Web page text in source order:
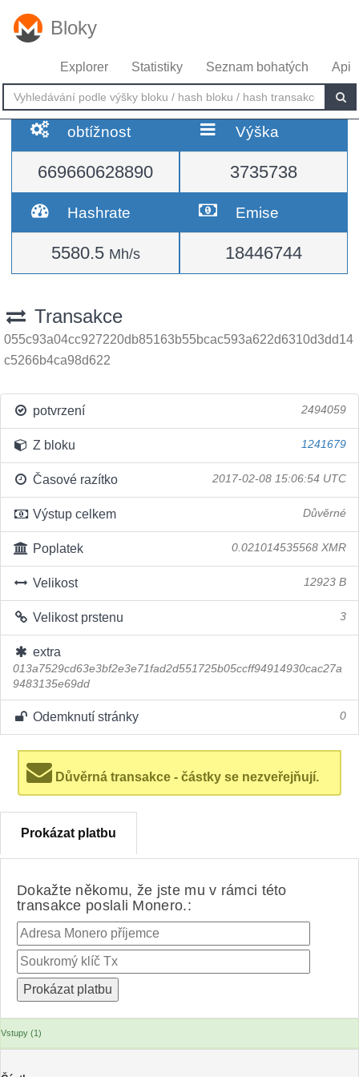
Bloky
Explorer Statistiky Seznam bohatých Api
obtížnost
669660628890
Výška
3735738
Hashrate
5580.5 Mh/s
Emise
18446744
Transakce
055c93a04cc927220db85163b55bcac593a622d6310d3dd14
c5266b4ca98d622
potvrzení 2494059
Z bloku 1241679
Časové razítko 2017-02-08 15:06:54 UTC
Výstup celkem Důvěrné
Poplatek 0.021014535568 XMR
Velikost 12923 B
Velikost prstenu 3
extra
013a7529cd63e3bf2e3e71fad2d551725b05ccff94914930cac27a
9483135e69dd
Odemknutí stránky 0
Důvěrná transakce - částky se nezveřejňují.
Prokázat platbu
Dokažte někomu, že jste mu v rámci této
transakce poslali Monero.:
Vstupy (1)